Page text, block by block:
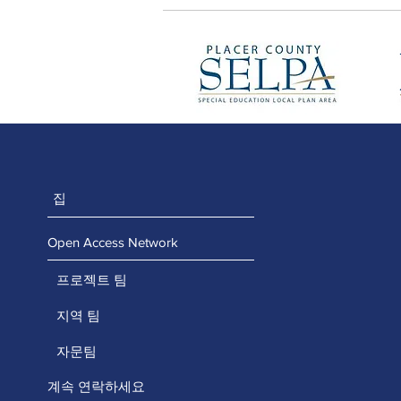
집
Open Access Network
프로젝트 팀
지역 팀
자문팀
계속 연락하세요